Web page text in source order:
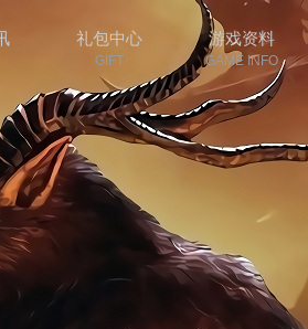
礼包中心
GIFT
游戏资料
GAME INFO